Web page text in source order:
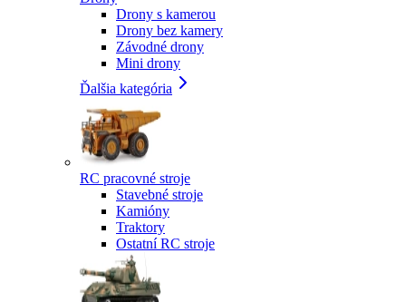
Drony s kamerou
Drony bez kamery
Závodné drony
Mini drony
Ďalšia kategória
RC pracovné stroje
Stavebné stroje
Kamióny
Traktory
Ostatní RC stroje